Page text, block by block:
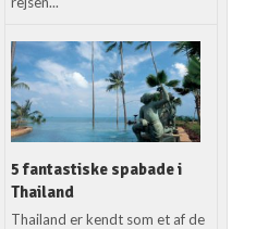
5 fantastiske spabade i
Thailand
Thailand er kendt som et af de